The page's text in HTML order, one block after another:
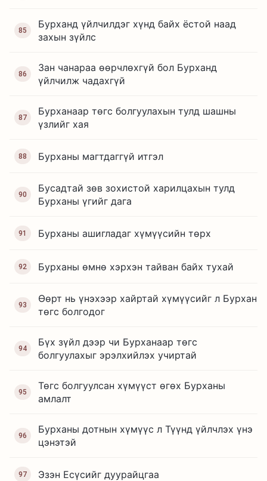
85
Бурханд үйлчилдэг хүнд байх ёстой наад
захын зүйлс
86
Зан чанараа өөрчлөхгүй бол Бурханд
үйлчилж чадахгүй
87
Бурханаар төгс болгуулахын тулд шашны
үзлийг хая
88 Бурханы магтдаггүй итгэл
90
Бусадтай зөв зохистой харилцахын тулд
Бурханы үгийг дага
91 Бурханы ашигладаг хүмүүсийн төрх
92 Бурханы өмнө хэрхэн тайван байх тухай
93
Өөрт нь үнэхээр хайртай хүмүүсийг л Бурхан
төгс болгодог
94
Бүх зүйл дээр чи Бурханаар төгс
болгуулахыг эрэлхийлэх учиртай
95
Төгс болгуулсан хүмүүст өгөх Бурханы
амлалт
96
Бурханы дотнын хүмүүс л Түүнд үйлчлэх үнэ
цэнэтэй
97 Эзэн Есүсийг дуурайцгаа